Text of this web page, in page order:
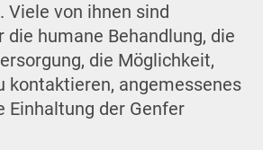
Viele von ihnen sind
die humane Behandlung, die
die Möglichkeit,
kontaktieren, angemessenes
Einhaltung der Genfer